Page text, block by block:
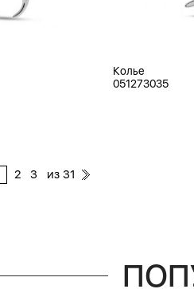
Колье
051273035
2 3 из 31